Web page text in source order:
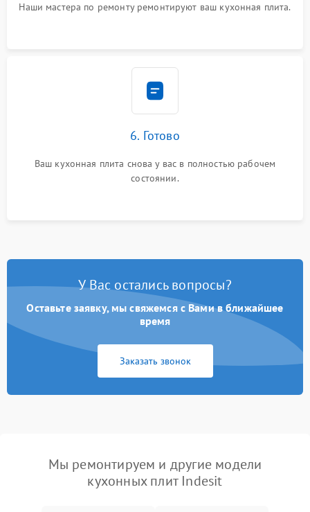
Наши мастера по ремонту ремонтируют ваш кухонная плита.
6. Готово
Ваш кухонная плита снова у вас в полностью рабочем
состоянии.
У Вас остались вопросы?
Оставьте заявку, мы свяжемся с Вами в ближайшее
время
Заказать звонок
Мы ремонтируем и другие модели
кухонных плит Indesit